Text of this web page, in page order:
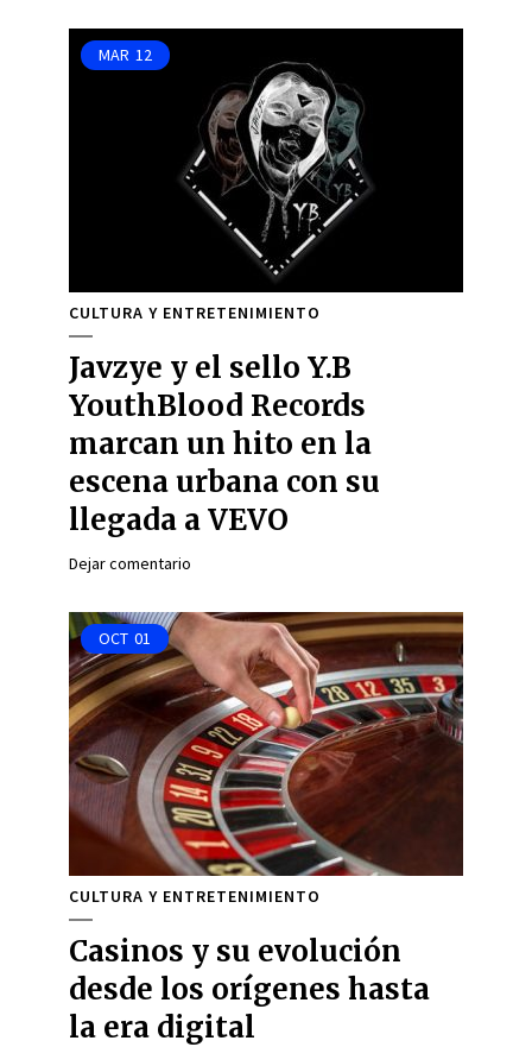
MAR 12
CULTURA Y ENTRETENIMIENTO
Javzye y el sello Y.B
YouthBlood Records
marcan un hito en la
escena urbana con su
llegada a VEVO
Dejar comentario
OCT 01
CULTURA Y ENTRETENIMIENTO
Casinos y su evolución
desde los orígenes hasta
la era digital